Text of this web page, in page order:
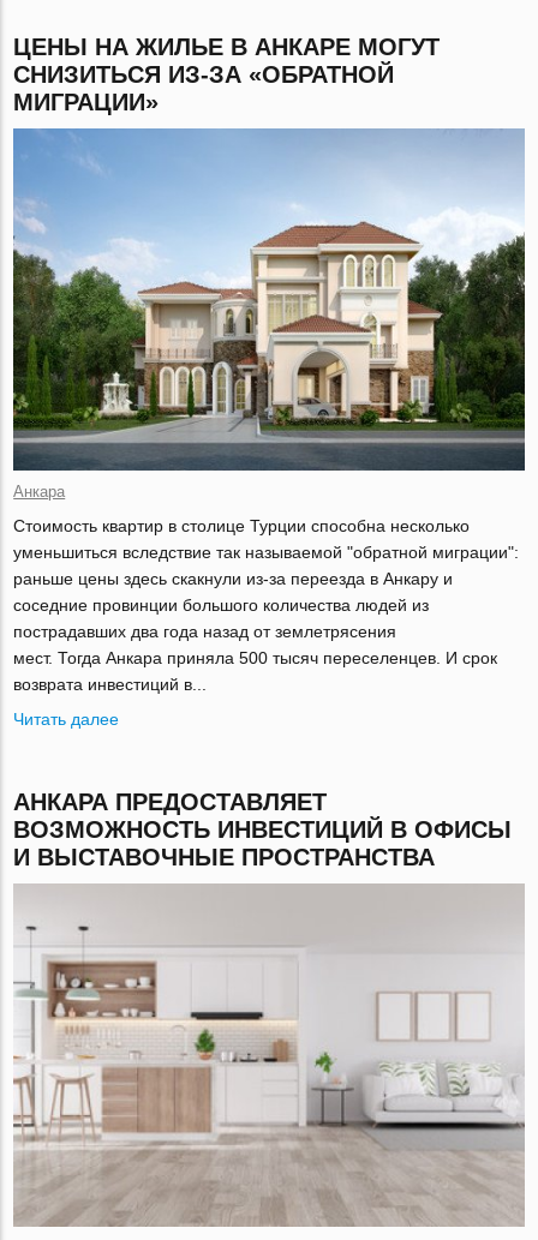
ЦЕНЫ НА ЖИЛЬЕ В АНКАРЕ МОГУТ
СНИЗИТЬСЯ ИЗ-ЗА «ОБРАТНОЙ
МИГРАЦИИ»
Анкара
Стоимость квартир в столице Турции способна несколько
уменьшиться вследствие так называемой "обратной миграции":
раньше цены здесь скакнули из-за переезда в Анкару и
соседние провинции большого количества людей из
пострадавших два года назад от землетрясения
мест. Тогда Анкара приняла 500 тысяч переселенцев. И срок
возврата инвестиций в...
Читать далее
АНКАРА ПРЕДОСТАВЛЯЕТ
ВОЗМОЖНОСТЬ ИНВЕСТИЦИЙ В ОФИСЫ
И ВЫСТАВОЧНЫЕ ПРОСТРАНСТВА